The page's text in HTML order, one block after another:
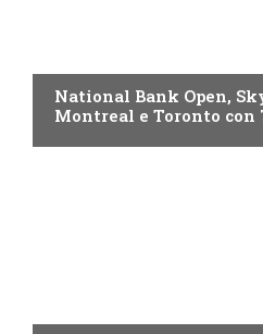
National Bank Open,
Montreal e Toronto con